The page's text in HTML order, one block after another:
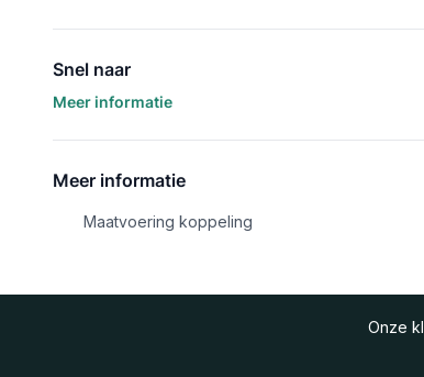
Snel naar
Meer informatie
Meer informatie
Maatvoering koppeling
Onze